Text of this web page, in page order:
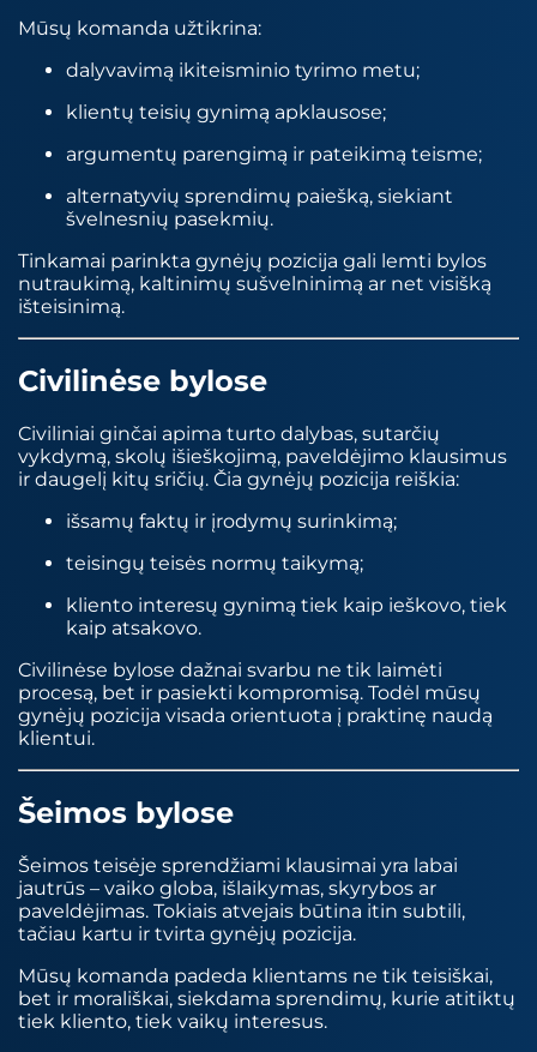
Mūsų komanda užtikrina:
dalyvavimą ikiteisminio tyrimo metu;
klientų teisių gynimą apklausose;
argumentų parengimą ir pateikimą teisme;
alternatyvių sprendimų paiešką, siekiant
švelnesnių pasekmių.
Tinkamai parinkta gynėjų pozicija gali lemti bylos
nutraukimą, kaltinimų sušvelninimą ar net visišką
išteisinimą.
Civilinėse bylose
Civiliniai ginčai apima turto dalybas, sutarčių
vykdymą, skolų išieškojimą, paveldėjimo klausimus
ir daugelį kitų sričių. Čia gynėjų pozicija reiškia:
išsamų faktų ir įrodymų surinkimą;
teisingų teisės normų taikymą;
kliento interesų gynimą tiek kaip ieškovo, tiek
kaip atsakovo.
Civilinėse bylose dažnai svarbu ne tik laimėti
procesą, bet ir pasiekti kompromisą. Todėl mūsų
gynėjų pozicija visada orientuota į praktinę naudą
klientui.
Šeimos bylose
Šeimos teisėje sprendžiami klausimai yra labai
jautrūs – vaiko globa, išlaikymas, skyrybos ar
paveldėjimas. Tokiais atvejais būtina itin subtili,
tačiau kartu ir tvirta gynėjų pozicija.
Mūsų komanda padeda klientams ne tik teisiškai,
bet ir morališkai, siekdama sprendimų, kurie atitiktų
tiek kliento, tiek vaikų interesus.